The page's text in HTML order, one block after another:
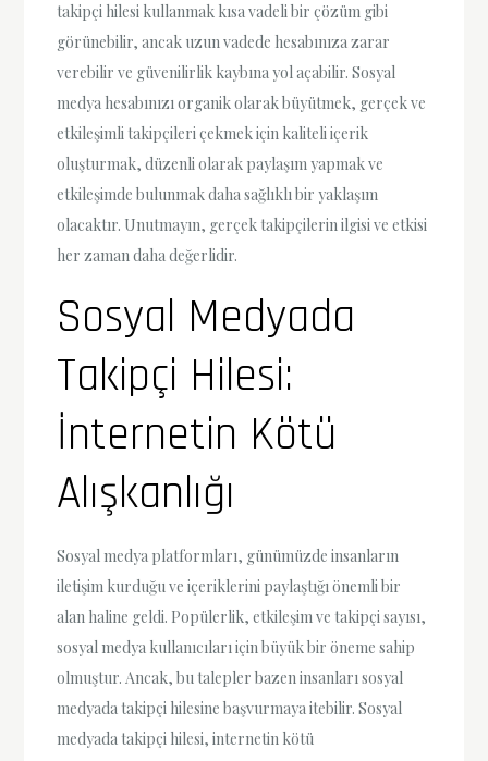
takipçi hilesi kullanmak kısa vadeli bir çözüm gibi
görünebilir, ancak uzun vadede hesabınıza zarar
verebilir ve güvenilirlik kaybına yol açabilir. Sosyal
medya hesabınızı organik olarak büyütmek, gerçek ve
etkileşimli takipçileri çekmek için kaliteli içerik
oluşturmak, düzenli olarak paylaşım yapmak ve
etkileşimde bulunmak daha sağlıklı bir yaklaşım
olacaktır. Unutmayın, gerçek takipçilerin ilgisi ve etkisi
her zaman daha değerlidir.
Sosyal Medyada
Takipçi Hilesi:
İnternetin Kötü
Alışkanlığı
Sosyal medya platformları, günümüzde insanların
iletişim kurduğu ve içeriklerini paylaştığı önemli bir
alan haline geldi. Popülerlik, etkileşim ve takipçi sayısı,
sosyal medya kullanıcıları için büyük bir öneme sahip
olmuştur. Ancak, bu talepler bazen insanları sosyal
medyada takipçi hilesine başvurmaya itebilir. Sosyal
medyada takipçi hilesi, internetin kötü